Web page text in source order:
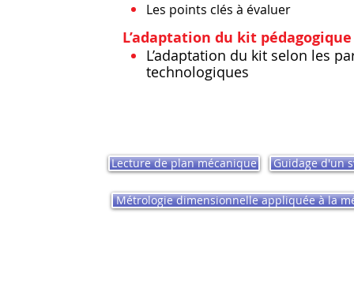
Les points clés à évaluer
L’adaptation du kit pédagogique
L’adaptation du kit selon les
technologiques
Lecture de plan mécanique Guidage d'un
Métrologie dimensionnelle appliquée à la